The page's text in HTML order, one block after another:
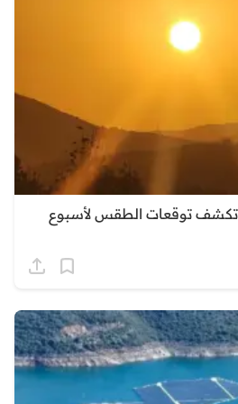
تكشف توقعات الطقس لأسبوع